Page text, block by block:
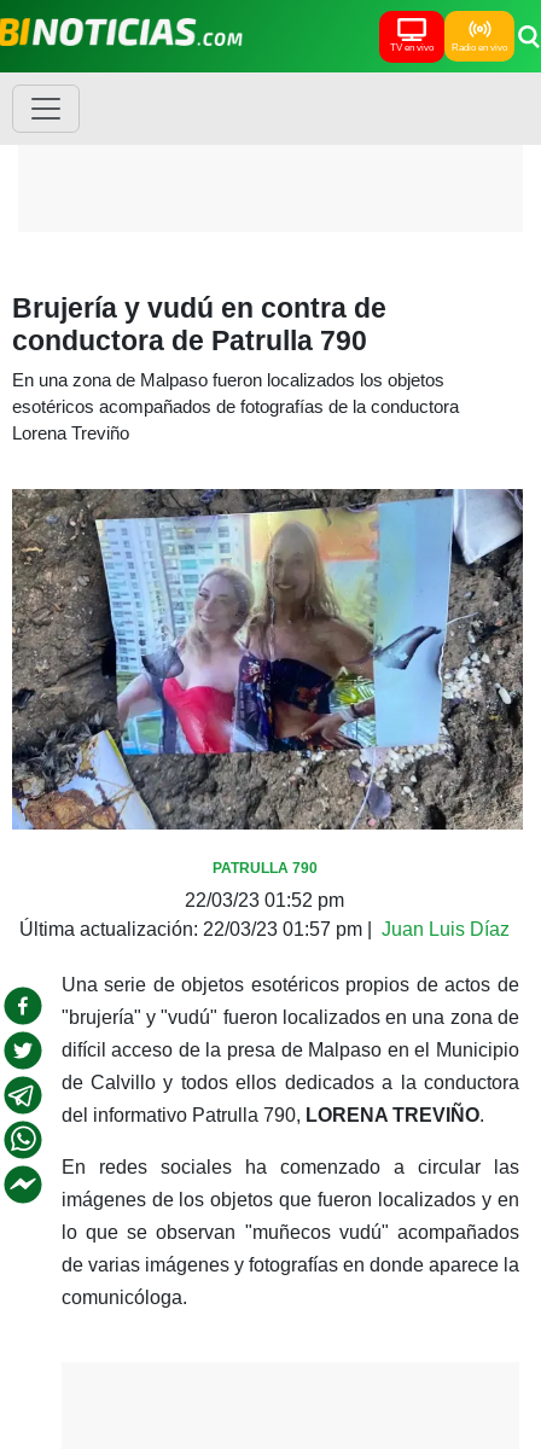
TV en vivo Radio en vivo
Brujería y vudú en contra de
conductora de Patrulla 790
En una zona de Malpaso fueron localizados los objetos
esotéricos acompañados de fotografías de la conductora
Lorena Treviño
PATRULLA 790
22/03/23 01:52 pm
Última actualización: 22/03/23 01:57 pm Juan Luis Díaz
Una serie de objetos esotéricos propios de actos de
"brujería" y "vudú" fueron localizados en una zona de
difícil acceso de la presa de Malpaso en el Municipio
de Calvillo y todos ellos dedicados a la conductora
del informativo Patrulla 790, LORENA TREVIÑO.
En redes sociales ha comenzado a circular las
imágenes de los objetos que fueron localizados y en
lo que se observan "muñecos vudú" acompañados
de varias imágenes y fotografías en donde aparece la
comunicóloga.